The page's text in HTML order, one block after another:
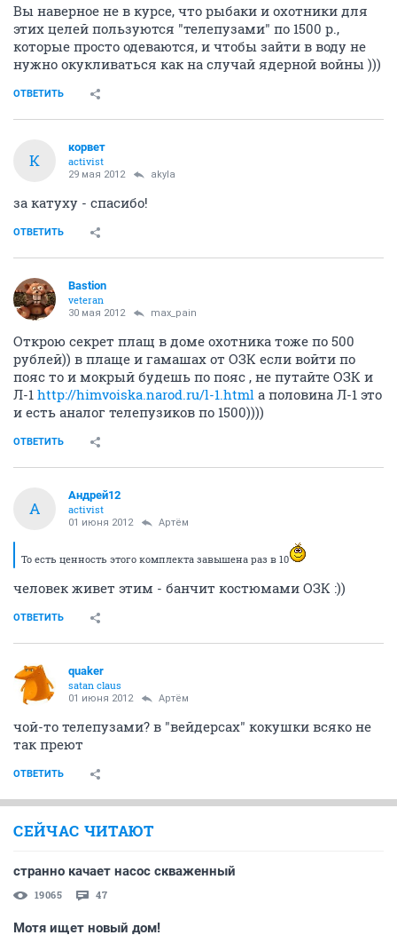
Вы наверное не в курсе, что рыбаки и охотники для
этих целей пользуются "телепузами" по 1500 р.,
которые просто одеваются, и чтобы зайти в воду не
нужно окукливаться как на случай ядерной войны )))
ОТВЕТИТЬ
К
корвет
activist
29 мая 2012 akyla
за катуху - спасибо!
ОТВЕТИТЬ
Bastion
veteran
30 мая 2012 max_pain
Открою секрет плащ в доме охотника тоже по 500
рублей)) в плаще и гамашах от ОЗК если войти по
пояс то и мокрый будешь по пояс , не путайте ОЗК и
Л-1 http://himvoiska.narod.ru/l-1.html а половина Л-1 это
и есть аналог телепузиков по 1500))))
ОТВЕТИТЬ
А
Андрей12
activist
01 июня 2012 Артём
То есть ценность этого комплекта завышена раз в 10
человек живет этим - банчит костюмами ОЗК :))
ОТВЕТИТЬ
quaker
satan claus
01 июня 2012 Артём
чой-то телепузами? в "вейдерсах" кокушки всяко не
так преют
ОТВЕТИТЬ
СЕЙЧАС ЧИТАЮТ
странно качает насос скваженный
19065 47
Мотя ищет новый дом!